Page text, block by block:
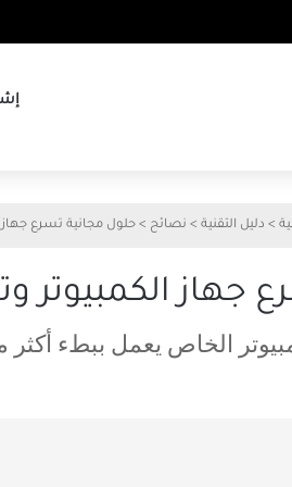
> دليل التقنية > نصائح > حلول مجانية تسرع جهاز
جهاز الكمبيوتر
الخاص يعمل ببطء أكثر